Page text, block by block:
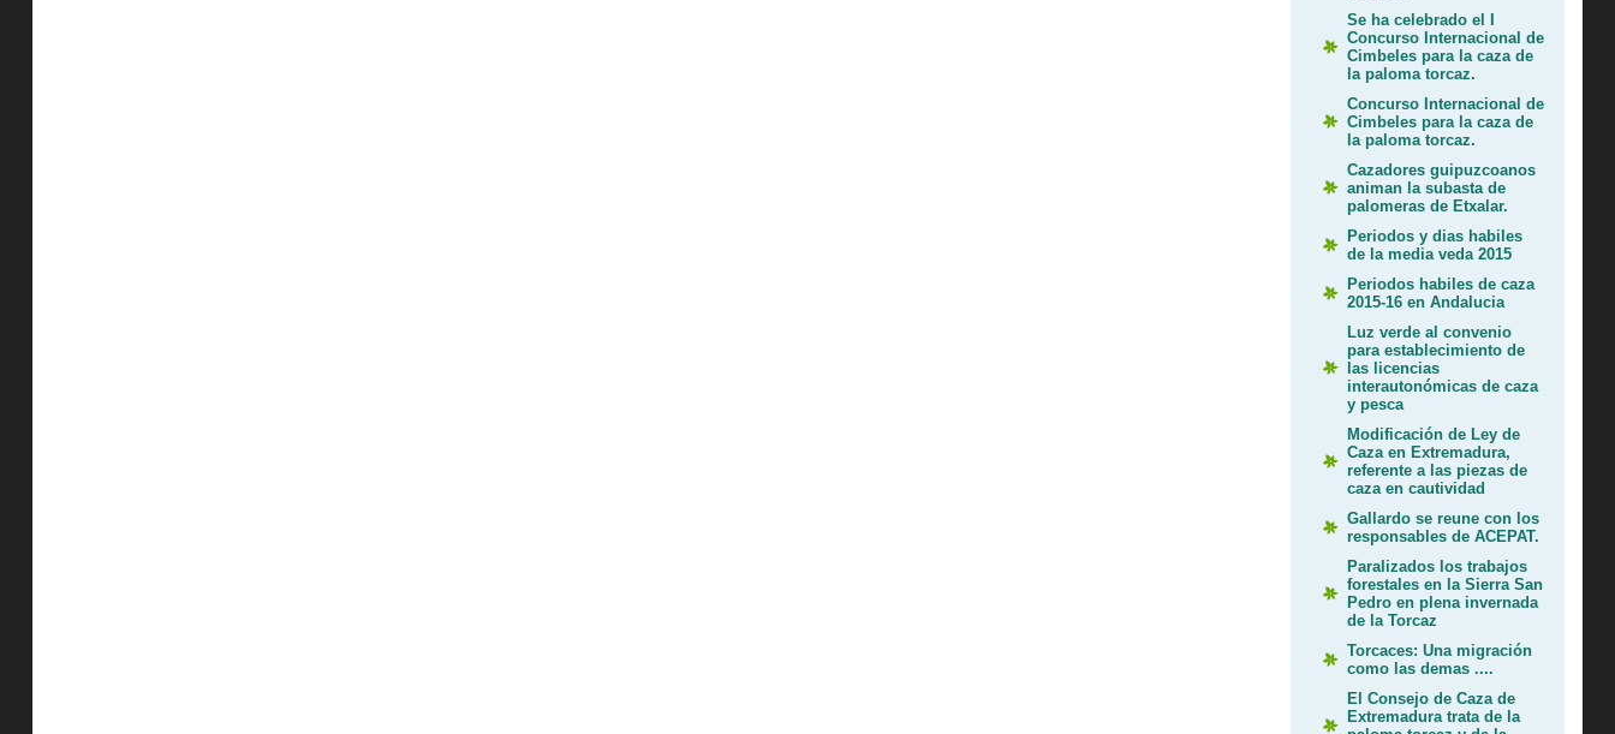
Se ha celebrado el I
Concurso Internacional de
Cimbeles para la caza de
la paloma torcaz.
Concurso Internacional de
Cimbeles para la caza de
la paloma torcaz.
Cazadores guipuzcoanos
animan la subasta de
palomeras de Etxalar.
Periodos y dias habiles
de la media veda 2015
Periodos habiles de caza
2015-16 en Andalucia
Luz verde al convenio
para establecimiento de
las licencias
interautonómicas de caza
y pesca
Modificación de Ley de
Caza en Extremadura,
referente a las piezas de
caza en cautividad
Gallardo se reune con los
responsables de ACEPAT.
Paralizados los trabajos
forestales en la Sierra San
Pedro en plena invernada
de la Torcaz
Torcaces: Una migración
como las demas ....
El Consejo de Caza de
Extremadura trata de la